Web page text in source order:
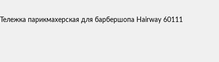
Тележка парикмахерская для барбершопа Hairway 60111